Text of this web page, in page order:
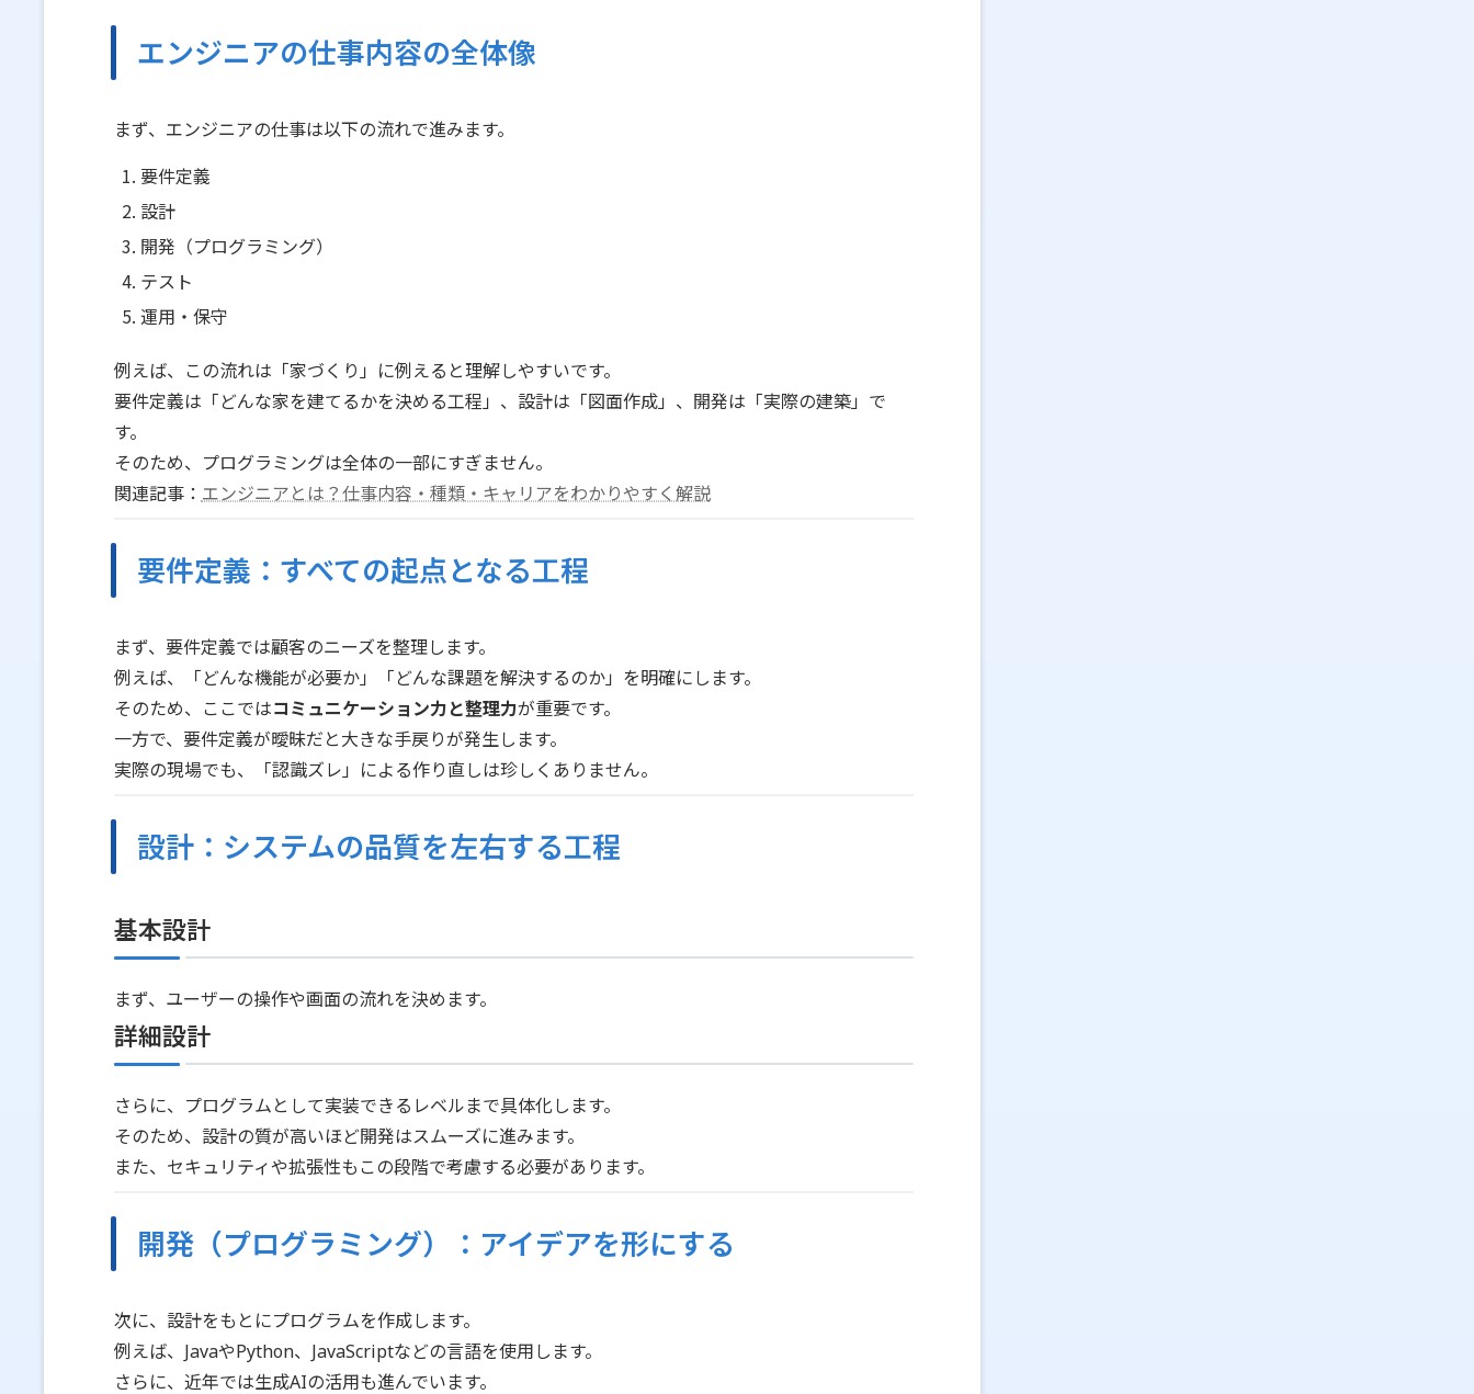
エンジニアの仕事内容の全体像
まず、エンジニアの仕事は以下の流れで進みます。
要件定義
設計
開発（プログラミング）
テスト
運用・保守
例えば、この流れは「家づくり」に例えると理解しやすいです。
要件定義は「どんな家を建てるかを決める工程」、設計は「図面作成」、開発は「実際の建築」で
す。
そのため、プログラミングは全体の一部にすぎません。
関連記事： エンジニアとは？仕事内容・種類・キャリアをわかりやすく解説
要件定義：すべての起点となる工程
まず、要件定義では顧客のニーズを整理します。
例えば、「どんな機能が必要か」「どんな課題を解決するのか」を明確にします。
そのため、ここではコミュニケーション力と整理力が重要です。
一方で、要件定義が曖昧だと大きな手戻りが発生します。
実際の現場でも、「認識ズレ」による作り直しは珍しくありません。
設計：システムの品質を左右する工程
基本設計
まず、ユーザーの操作や画面の流れを決めます。
詳細設計
さらに、プログラムとして実装できるレベルまで具体化します。
そのため、設計の質が高いほど開発はスムーズに進みます。
また、セキュリティや拡張性もこの段階で考慮する必要があります。
開発（プログラミング）：アイデアを形にする
次に、設計をもとにプログラムを作成します。
例えば、JavaやPython、JavaScriptなどの言語を使用します。
さらに、近年では生成AIの活用も進んでいます。